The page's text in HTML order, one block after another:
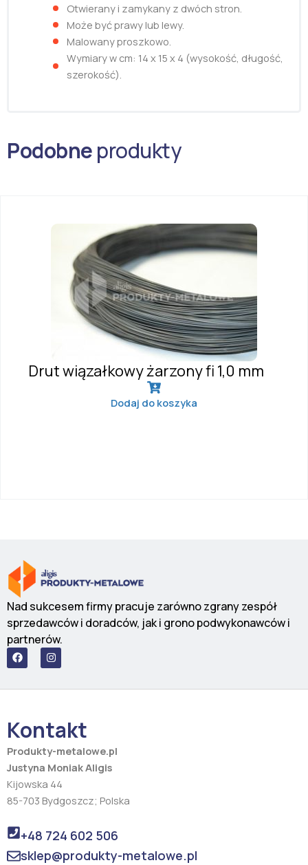
Otwierany i zamykany z dwóch stron.
Może być prawy lub lewy.
Malowany proszkowo.
Wymiary w cm: 14 x 15 x 4 (wysokość, długość,
szerokość).
Podobneprodukty
Drut wiązałkowy żarzony fi 1,0 mm
Dodaj do koszyka
Nad sukcesem firmy pracuje zarówno zgrany zespół
sprzedawców i doradców, jak i grono podwykonawców i
partnerów.
F
a
c
b
k
I
n
s
a
a
m
Kontakt
Produkty-metalowe.pl
Justyna Moniak Aligis
Kijowska 44
85-703 Bydgoszcz; Polska
+48 724 602 506
sklep@produkty-metalowe.pl